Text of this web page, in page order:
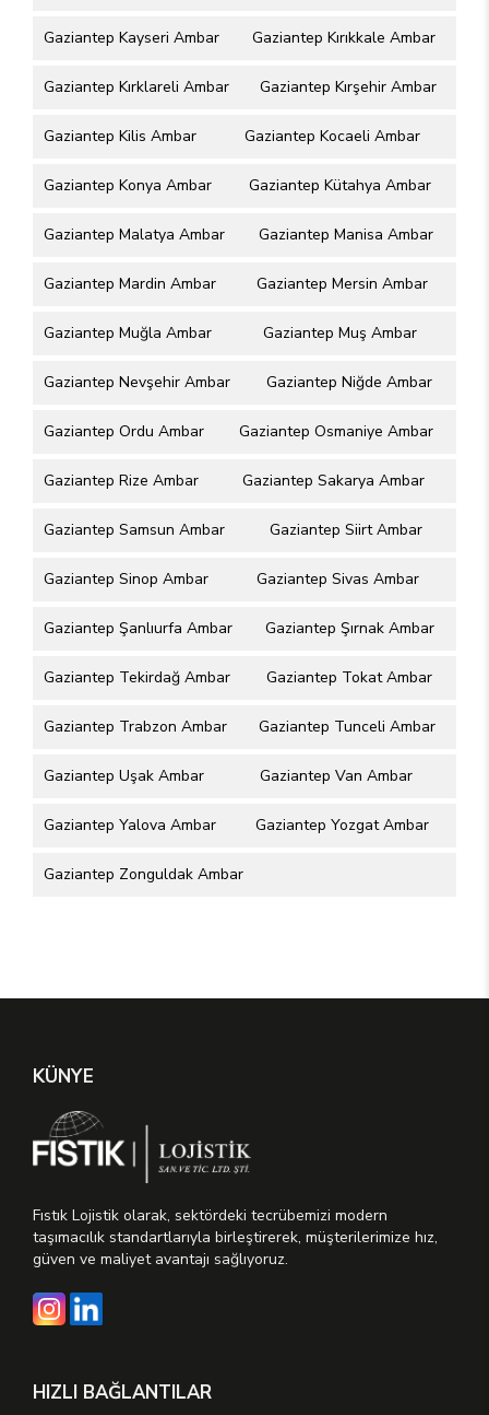
Gaziantep Kayseri Ambar Gaziantep Kırıkkale Ambar
Gaziantep Kırklareli Ambar Gaziantep Kırşehir Ambar
Gaziantep Kilis Ambar Gaziantep Kocaeli Ambar
Gaziantep Konya Ambar Gaziantep Kütahya Ambar
Gaziantep Malatya Ambar Gaziantep Manisa Ambar
Gaziantep Mardin Ambar Gaziantep Mersin Ambar
Gaziantep Muğla Ambar Gaziantep Muş Ambar
Gaziantep Nevşehir Ambar Gaziantep Niğde Ambar
Gaziantep Ordu Ambar Gaziantep Osmaniye Ambar
Gaziantep Rize Ambar Gaziantep Sakarya Ambar
Gaziantep Samsun Ambar Gaziantep Siirt Ambar
Gaziantep Sinop Ambar Gaziantep Sivas Ambar
Gaziantep Şanlıurfa Ambar Gaziantep Şırnak Ambar
Gaziantep Tekirdağ Ambar Gaziantep Tokat Ambar
Gaziantep Trabzon Ambar Gaziantep Tunceli Ambar
Gaziantep Uşak Ambar Gaziantep Van Ambar
Gaziantep Yalova Ambar Gaziantep Yozgat Ambar
Gaziantep Zonguldak Ambar
KÜNYE
Fıstık Lojistik olarak, sektördeki tecrübemizi modern
taşımacılık standartlarıyla birleştirerek, müşterilerimize hız,
güven ve maliyet avantajı sağlıyoruz.
HIZLI BAĞLANTILAR